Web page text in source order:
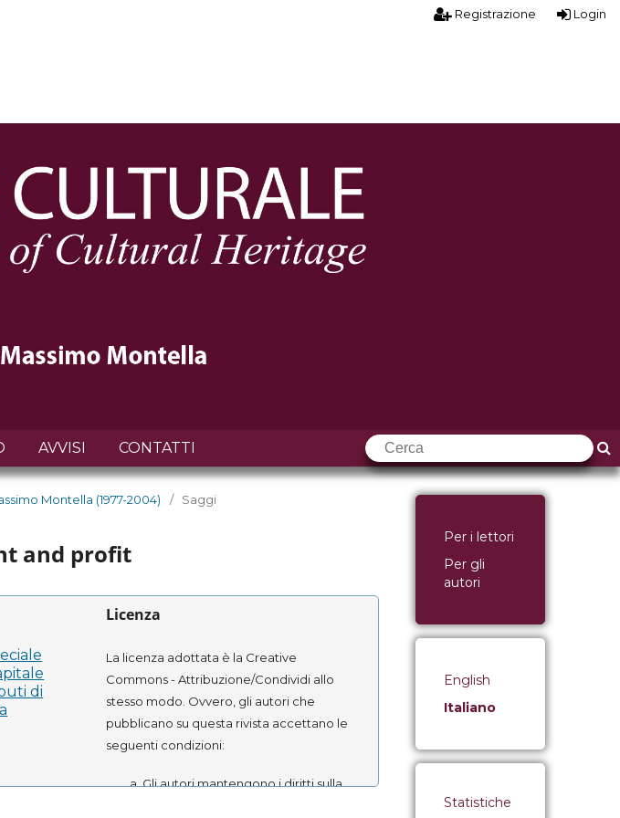
AVVISI CONTATTI
Registrazione Login
Montella (1977-2004) / Saggi
and profit
di
Licenza
La licenza adottata è la Creative
Commons - Attribuzione/Condividi allo
stesso modo. Ovvero, gli autori che
pubblicano su questa rivista accettano le
seguenti condizioni:
Gli autori mantengono i diritti sulla
Per i lettori
Per gli
autori
English
Italiano
Statistiche